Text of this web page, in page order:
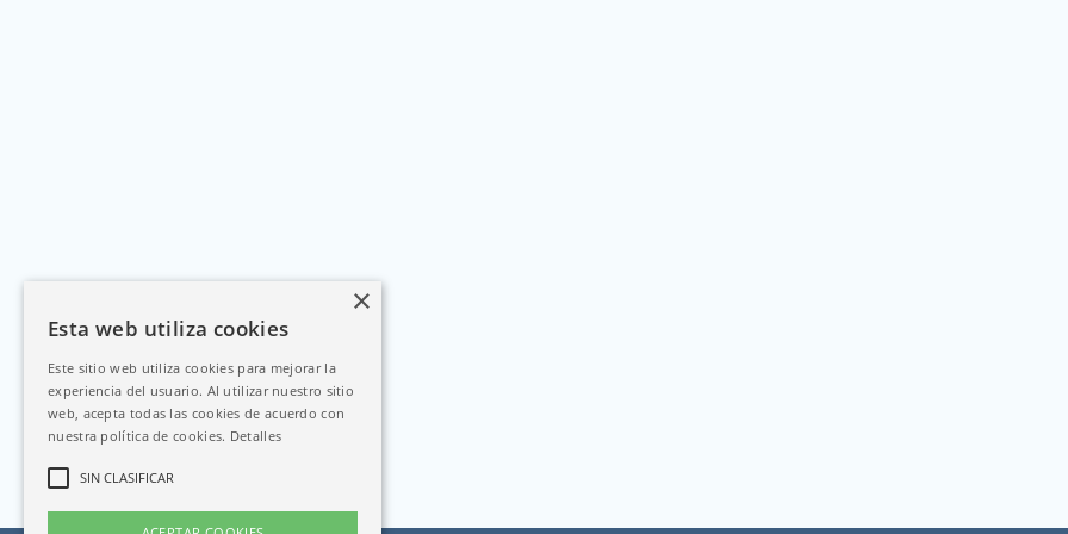
Esta web utiliza cookies
Este sitio web utiliza cookies para mejorar la
experiencia del usuario. Al utilizar nuestro sitio
web, acepta todas las cookies de acuerdo con
nuestra política de cookies. Detalles
SIN CLASIFICAR
×